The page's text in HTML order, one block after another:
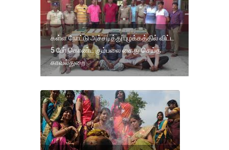
கள்ள நோட்டு அச்சடித்து புழக்கத்தில் விட்ட
5 பேர் கொண்ட கும்பலை கைது செய்த
காவல்துறை